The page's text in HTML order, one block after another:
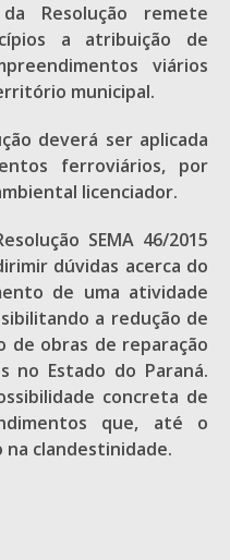
Resolução remete
a atribuição de
viários
municipal.
deverá ser aplicada
ferroviários, por
licenciador.
SEMA 46/2015
dúvidas acerca do
de uma atividade
a redução de
de obras de reparação
no Estado do Paraná.
concreta de
que, até o
clandestinidade.